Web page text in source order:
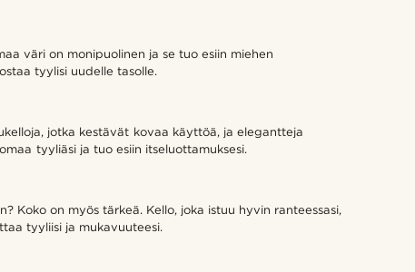
väri on monipuolinen ja se tuo esiin miehen
tyylisi uudelle tasolle.
jotka kestävät kovaa käyttöä, ja elegantteja
tyyliäsi ja tuo esiin itseluottamuksesi.
Koko on myös tärkeä. Kello, joka istuu hyvin ranteessasi,
tyyliisi ja mukavuuteesi.